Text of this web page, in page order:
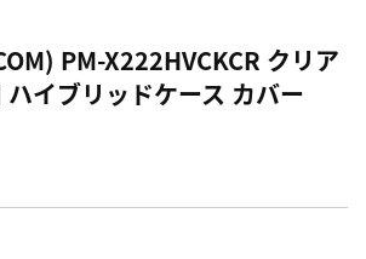
PM-X222HVCKCR クリア
イブリッドケース カバー